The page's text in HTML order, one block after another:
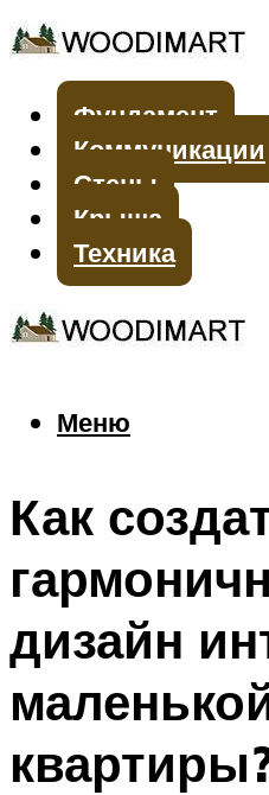
Фундамент
Коммуникации
Стены
Крыша
Техника
Меню
Меню
Как
дизайн